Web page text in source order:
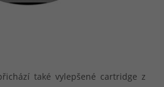
také vylepšené cartridge z